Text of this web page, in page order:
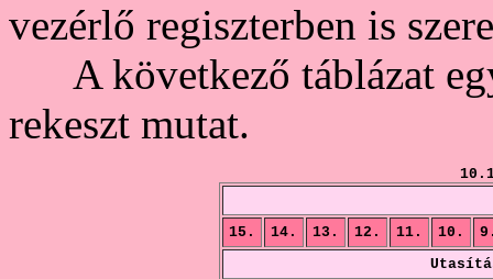
vezérlő regiszterben is
A következő táblázat
rekeszt mutat.
15. 14. 13. 12. 11. 10.